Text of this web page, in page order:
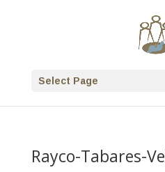
Select Page
Rayco-Tabares-